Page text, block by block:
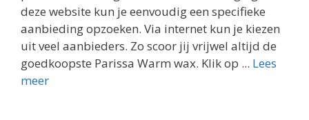
deze website kun je eenvoudig een specifieke
aanbieding opzoeken. Via internet kun je kiezen
uit veel aanbieders. Zo scoor jij vrijwel altijd de
goedkoopste Parissa Warm wax. Klik op ... Lees
meer